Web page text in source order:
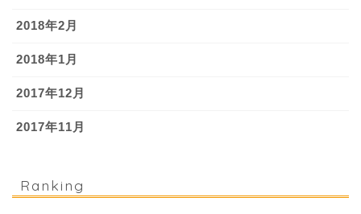
2018年2月
2018年1月
2017年12月
2017年11月
Ranking